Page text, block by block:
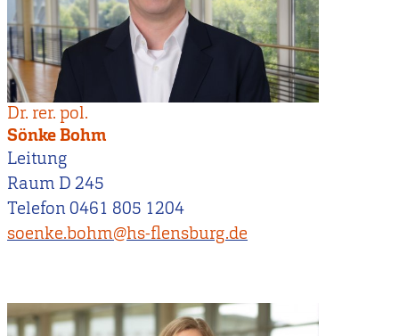
Dr. rer. pol.
Sönke Bohm
Leitung
Raum D 245
Telefon 0461 805 1204
soenke.bohm@hs-flensburg.de